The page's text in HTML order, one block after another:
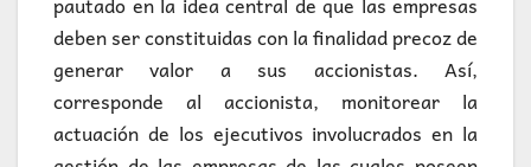
deben ser constituidas con la finalidad precoz de
generar valor a sus accionistas. Así,
corresponde al accionista, monitorear la
actuación de los ejecutivos involucrados en la